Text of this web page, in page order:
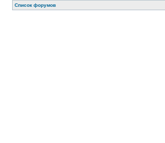
Список форумов